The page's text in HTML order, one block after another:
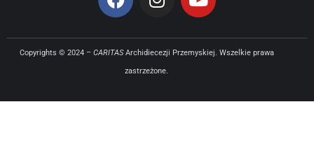
Copyrights © 2024 – CARITASArchidiecezji Przemyskiej. Wszelkie prawa
zastrzeżone.